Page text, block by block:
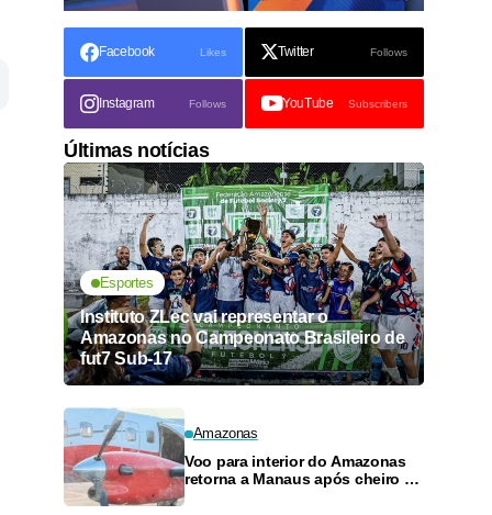
Facebook Likes Twitter Follows
Instagram Follows YouTube Subscribers
Últimas notícias
Esportes
Instituto ZLec vai representar o
Amazonas no Campeonato Brasileiro de
fut7 Sub-17
Amazonas
Voo para interior do Amazonas
retorna a Manaus após cheiro de